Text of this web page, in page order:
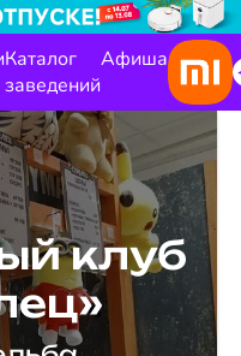
Каталог
заведений
Афиша
клуб